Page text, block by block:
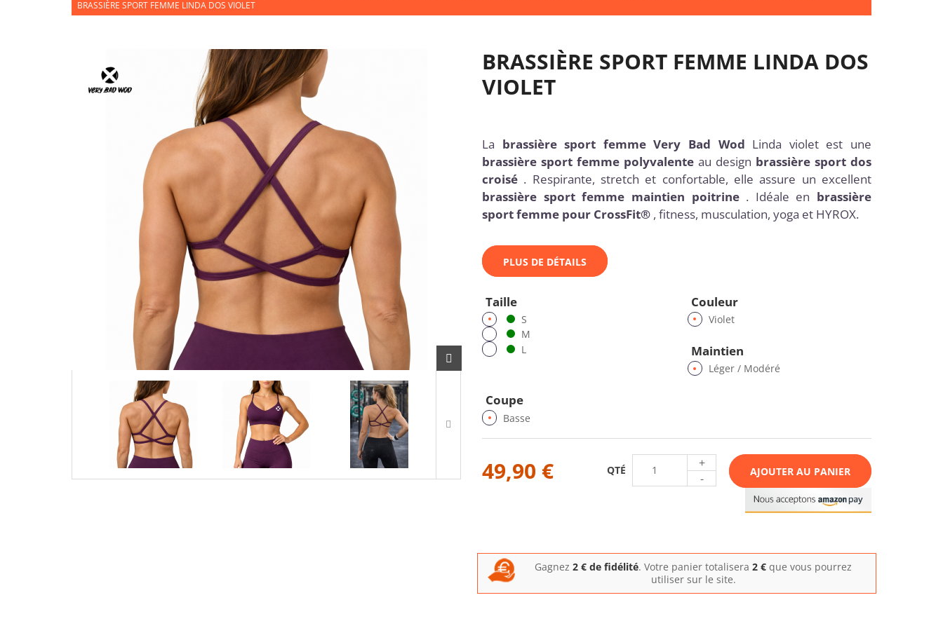
BRASSIÈRE SPORT FEMME LINDA DOS VIOLET
BRASSIÈRE SPORT FEMME LINDA DOS
VIOLET
La brassière sport femme Very Bad Wod Linda violet est une
brassière sport femme polyvalente au design brassière sport dos
croisé . Respirante, stretch et confortable, elle assure un excellent
brassière sport femme maintien poitrine. Idéale en brassière
sport femme pour CrossFit® , fitness, musculation, yoga et HYROX.
PLUS DE DÉTAILS
Taille
S
M
L
Couleur
Violet
Maintien
Léger / Modéré
Coupe
Basse
49,90 € QTÉ
+
-
AJOUTER AU PANIER
Gagnez 2 € de fidélité. Votre panier totalisera 2 € que vous pourrez
utiliser sur le site.